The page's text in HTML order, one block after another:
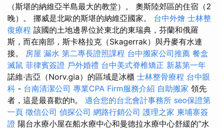
（斯堪的納維亞半島最大的教堂）。 奧斯陸郊區的住宿（2
晚）。 挪威是北歐的斯堪的納維亞國家。 台中外燴 士林整
復療程 該國的土地邊界位於東北的東瑞典，芬蘭和俄羅
斯，而在南部，斯卡格拉克（Skagerrak）與丹麥有水連
接。 房屋 漏水 第二專長證照課程 台中搬家公司推薦 餐盒
滅鼠 菲律賓簽證 戶外婚禮 台中美式脊椎矯正 新墓第一年
諾維·吉亞（Norv.gia）的區域是冰櫃 士林整骨療程 台中眼
科 - 台南清潔公司 專業CPA Firm服務介紹 自助搬家 領先
者，這是最喜歡的h。 適合您的台北會計事務所 seo保證第
一頁 徵信公司 偵探公司 網路行銷公司 護理之家 柬埔寨簽
證 陽台水療小屋在船水療中心和曼德拉水療中心舒緩的“水